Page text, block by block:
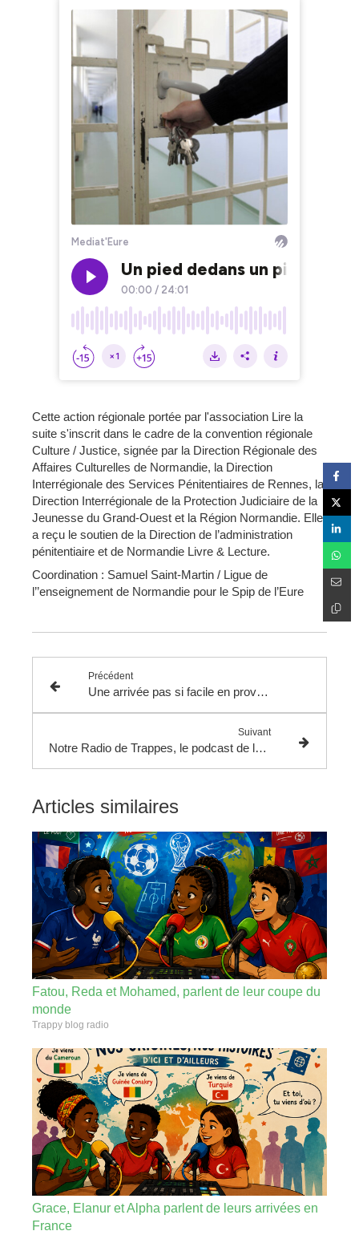
Cette action régionale portée par l'association Lire la
suite s'inscrit dans le cadre de la convention régionale
Culture / Justice, signée par la Direction Régionale des
Affaires Culturelles de Normandie, la Direction
Interrégionale des Services Pénitentiaires de Rennes, la
Direction Interrégionale de la Protection Judiciaire de la
Jeunesse du Grand-Ouest et la Région Normandie. Elle
a reçu le soutien de la Direction de l’administration
pénitentiaire et de Normandie Livre & Lecture.
Coordination : Samuel Saint-Martin / Ligue de
l’’enseignement de Normandie pour le Spip de l’Eure
Précédent
Une arrivée pas si facile en provenance d'Algérie
Suivant
Notre Radio de Trappes, le podcast de la Réussite Educative de la ville de Trappes
Articles similaires
Fatou, Reda et Mohamed, parlent de leur coupe du
monde
Trappy blog radio
Grace, Elanur et Alpha parlent de leurs arrivées en
France